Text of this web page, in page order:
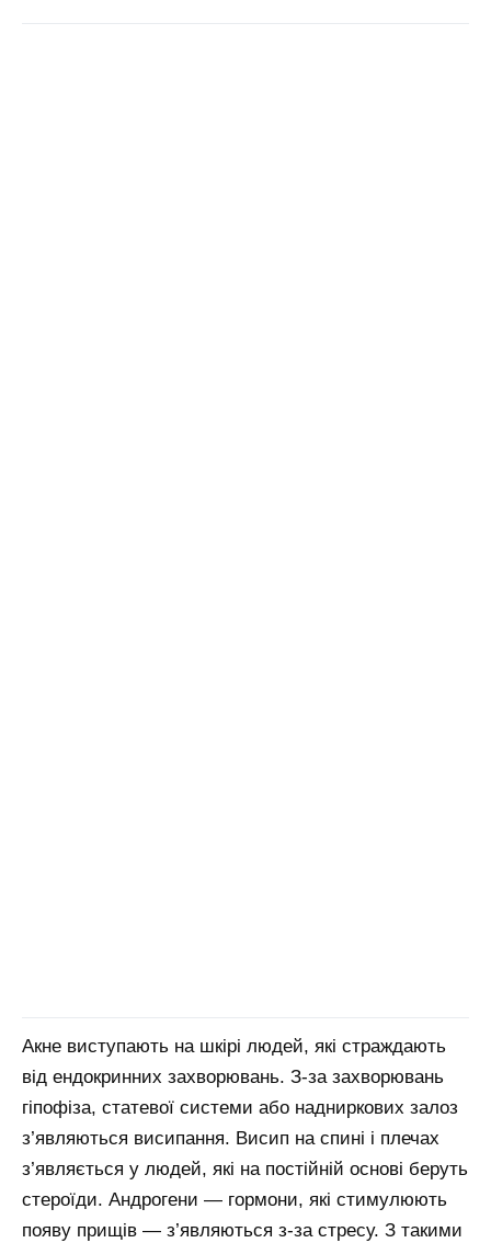
Акне виступають на шкірі людей, які страждають
від ендокринних захворювань. З-за захворювань
гіпофіза, статевої системи або надниркових залоз
з’являються висипання. Висип на спині і плечах
з’являється у людей, які на постійній основі беруть
стероїди. Андрогени — гормони, які стимулюють
появу прищів — з’являються з-за стресу. З такими